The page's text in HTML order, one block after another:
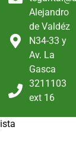
Alejandro
de Valdéz
N34-33 y
Av. La
Gasca
3211103
ext 16